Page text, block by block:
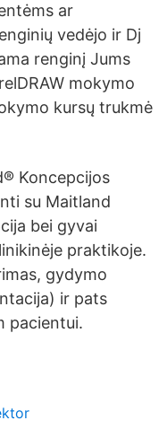
ar
vedėjo ir Dj
renginį Jums
mokymo
kursų trukmė
Koncepcijos
su Maitland
bei gyvai
praktikoje.
gydymo
ir pats
pacientui.